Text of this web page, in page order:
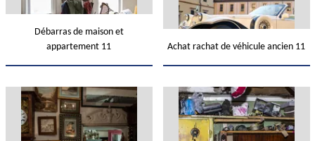
Débarras de maison et
appartement 11
Achat rachat de véhicule ancien 11